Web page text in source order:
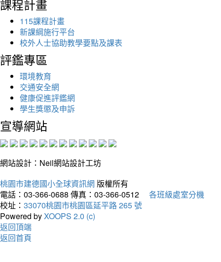
課程計畫
115課程計畫
新課綱施行平台
校外人士協助教學要點及課表
評鑑專區
環境教育
交通安全網
健康促進評鑑網
學生獎懲及申訴
宣導網站
網站設計：Neil網站設計工坊
桃園市建德國小全球資訊網 版權所有
電話：03-366-0688 傳真：03-366-0512
各班級處室分機
校址： 33070桃園市桃園區延平路 265 號
Powered byXOOPS 2.0 (c)
返回頂端
返回首頁